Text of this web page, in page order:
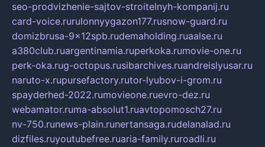
seo-prodvizhenie-sajtov-stroitelnyh-kompanij.ru
card-voice.rurulonnyygazon177.rusnow-guard.ru
domizbrusa-9x12spb.rudemaholding.ruaalse.ru
a380club.ruargentinamia.ruperkoka.rumovie-one.ru
perk-oka.rug-octopus.rusibarchives.ruandreislyusar.ru
naruto-x.rupursefactory.rutor-lyubov-i-grom.ru
spayderhed-2022.rumovieone.ruevro-dez.ru
webamator.ruma-absolut1.ruavtopomosch27.ru
nv-750.runews-plain.runertansaga.rudelanalad.ru
dizfiles.ruyoutubefree.ruaria-family.ruroadli.ru